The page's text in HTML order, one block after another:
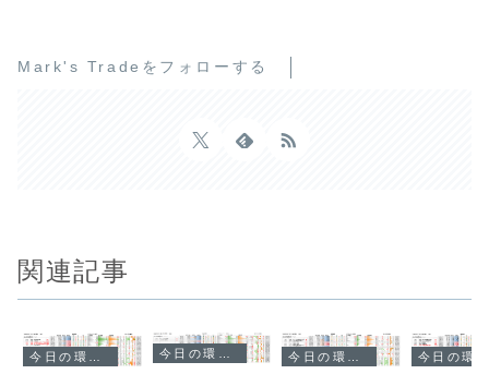
Mark's Tradeをフォローする
関連記事